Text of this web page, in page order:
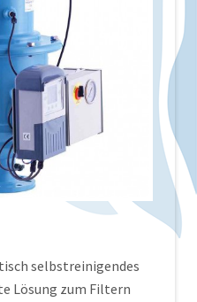
selbstreinigendes
Lösung zum Filtern